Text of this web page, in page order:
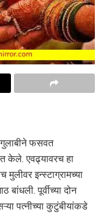
फसवत
केले. एवढ्यावरच हा
मुलीवर इन्स्टाग्रामच्या
पूर्वीच्या दोन
पत्नीच्या कुटुंबीयांकडे